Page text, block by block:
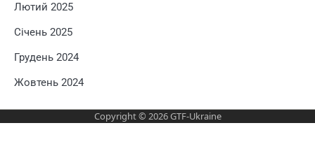
Лютий 2025
Січень 2025
Грудень 2024
Жовтень 2024
Copyright © 2026GTF-Ukraine